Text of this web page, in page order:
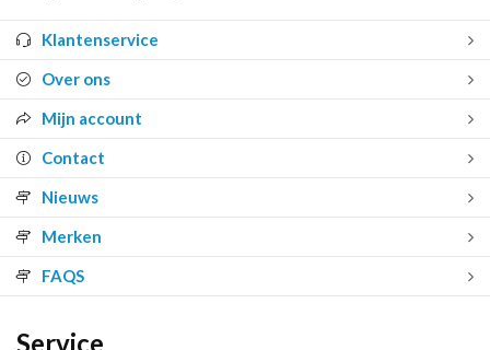
Klantenservice
Over ons
Mijn account
Contact
Nieuws
Merken
FAQS
Service